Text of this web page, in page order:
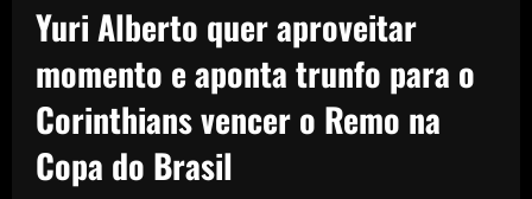
Yuri Alberto quer aproveitar
momento e aponta trunfo para o
Corinthians vencer o Remo na
Copa do Brasil